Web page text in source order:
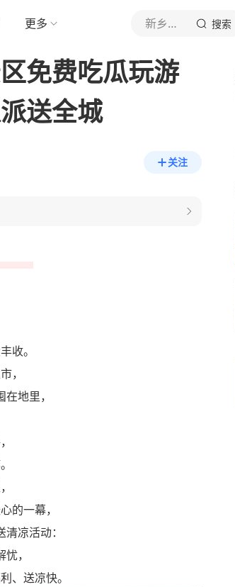
更多 新乡日报 搜索
免费吃瓜玩游
送全城
关注
收。
，
地里，
的一幕，
凉活动：
，
、送凉快。